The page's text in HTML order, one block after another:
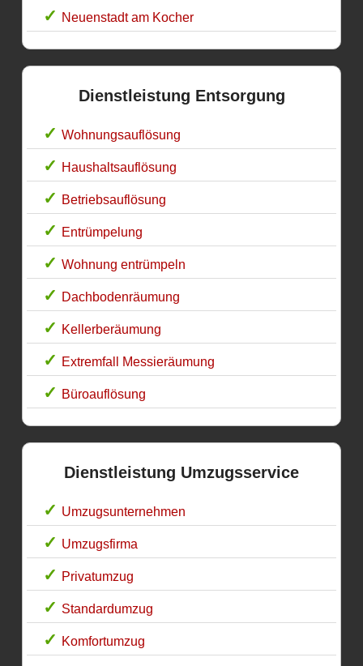
Neuenstadt am Kocher
Dienstleistung Entsorgung
Wohnungsauflösung
Haushaltsauflösung
Betriebsauflösung
Entrümpelung
Wohnung entrümpeln
Dachbodenräumung
Kellerberäumung
Extremfall Messieräumung
Büroauflösung
Dienstleistung Umzugsservice
Umzugsunternehmen
Umzugsfirma
Privatumzug
Standardumzug
Komfortumzug